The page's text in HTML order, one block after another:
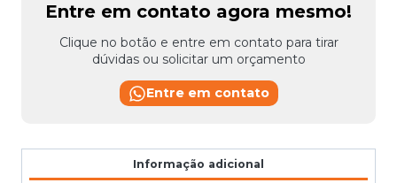
Entre em contato agora mesmo!
Clique no botão e entre em contato para tirar
dúvidas ou solicitar um orçamento
Entre em contato
Informação adicional